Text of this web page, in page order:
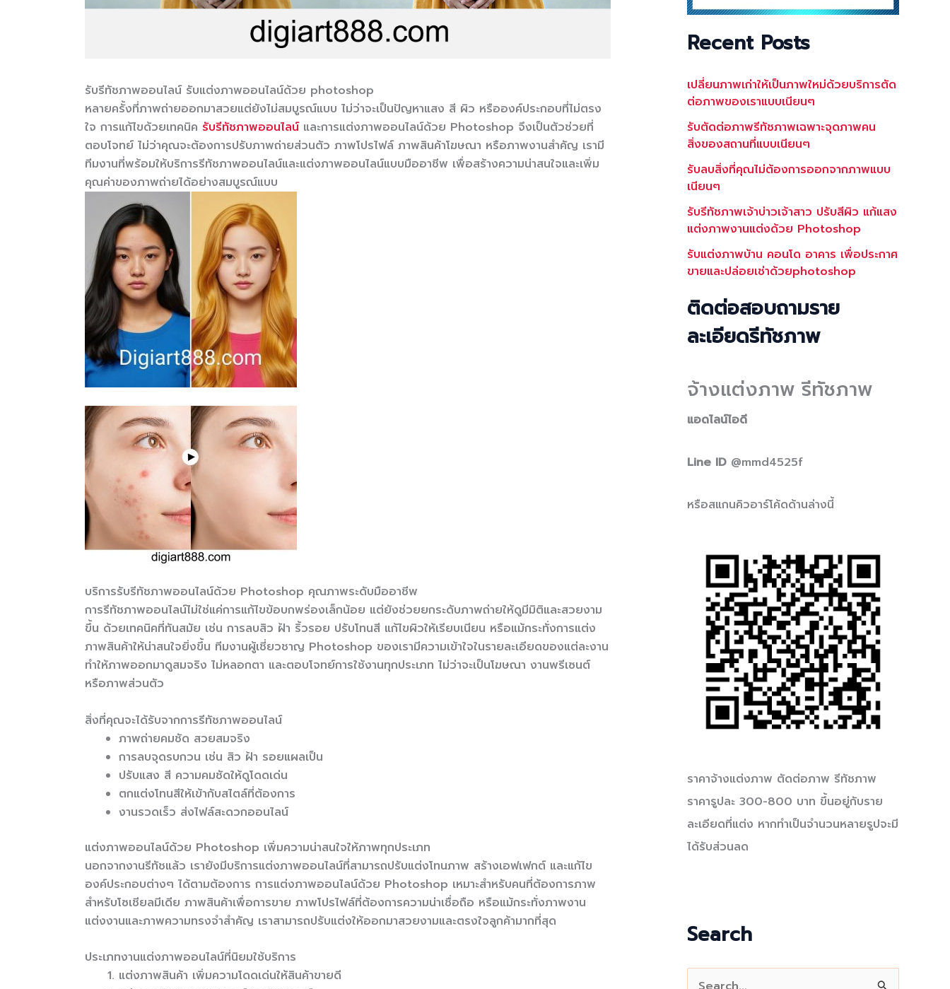
รับรีทัชภาพออนไลน์ รับแต่งภาพออนไลน์ด้วย photoshop
หลายครั้งที่ภาพถ่ายออกมาสวยแต่ยังไม่สมบูรณ์แบบ ไม่ว่าจะเป็นปัญหาแสง สี ผิว หรือองค์ประกอบที่ไม่ตรง
ใจ การแก้ไขด้วยเทคนิค รับรีทัชภาพออนไลน์และการแต่งภาพออนไลน์ด้วย Photoshop จึงเป็นตัวช่วยที่
ตอบโจทย์ ไม่ว่าคุณจะต้องการปรับภาพถ่ายส่วนตัว ภาพโปรไฟล์ ภาพสินค้าโฆษณา หรือภาพงานสำคัญ เรามี
ทีมงานที่พร้อมให้บริการรีทัชภาพออนไลน์และแต่งภาพออนไลน์แบบมืออาชีพ เพื่อสร้างความน่าสนใจและเพิ่ม
คุณค่าของภาพถ่ายได้อย่างสมบูรณ์แบบ
บริการรับรีทัชภาพออนไลน์ด้วย Photoshop คุณภาพระดับมืออาชีพ
การรีทัชภาพออนไลน์ไม่ใช่แค่การแก้ไขข้อบกพร่องเล็กน้อย แต่ยังช่วยยกระดับภาพถ่ายให้ดูมีมิติและสวยงาม
ขึ้น ด้วยเทคนิคที่ทันสมัย เช่น การลบสิว ฝ้า ริ้วรอย ปรับโทนสี แก้ไขผิวให้เรียบเนียน หรือแม้กระทั่งการแต่ง
ภาพสินค้าให้น่าสนใจยิ่งขึ้น ทีมงานผู้เชี่ยวชาญ Photoshop ของเรามีความเข้าใจในรายละเอียดของแต่ละงาน
ทำให้ภาพออกมาดูสมจริง ไม่หลอกตา และตอบโจทย์การใช้งานทุกประเภท ไม่ว่าจะเป็นโฆษณา งานพรีเซนต์
หรือภาพส่วนตัว
สิ่งที่คุณจะได้รับจากการรีทัชภาพออนไลน์
ภาพถ่ายคมชัด สวยสมจริง
การลบจุดรบกวน เช่น สิว ฝ้า รอยแผลเป็น
ปรับแสง สี ความคมชัดให้ดูโดดเด่น
ตกแต่งโทนสีให้เข้ากับสไตล์ที่ต้องการ
งานรวดเร็ว ส่งไฟล์สะดวกออนไลน์
แต่งภาพออนไลน์ด้วย Photoshop เพิ่มความน่าสนใจให้ภาพทุกประเภท
นอกจากงานรีทัชแล้ว เรายังมีบริการแต่งภาพออนไลน์ที่สามารถปรับแต่งโทนภาพ สร้างเอฟเฟกต์ และแก้ไข
องค์ประกอบต่างๆ ได้ตามต้องการ การแต่งภาพออนไลน์ด้วย Photoshop เหมาะสำหรับคนที่ต้องการภาพ
สำหรับโซเชียลมีเดีย ภาพสินค้าเพื่อการขาย ภาพโปรไฟล์ที่ต้องการความน่าเชื่อถือ หรือแม้กระทั่งภาพงาน
แต่งงานและภาพความทรงจำสำคัญ เราสามารถปรับแต่งให้ออกมาสวยงามและตรงใจลูกค้ามากที่สุด
ประเภทงานแต่งภาพออนไลน์ที่นิยมใช้บริการ
แต่งภาพสินค้า เพิ่มความโดดเด่นให้สินค้าขายดี
Recent Posts
เปลี่ยนภาพเก่าให้เป็นภาพใหม่ด้วยบริการตัด
ต่อภาพของเราแบบเนียนๆ
รับตัดต่อภาพรีทัชภาพเฉพาะจุดภาพคน
สิ่งของสถานที่แบบเนียนๆ
รับลบสิ่งที่คุณไม่ต้องการออกจากภาพแบบ
เนียนๆ
รับรีทัชภาพเจ้าบ่าวเจ้าสาว ปรับสีผิว แก้แสง
แต่งภาพงานแต่งด้วย Photoshop
รับแต่งภาพบ้าน คอนโด อาคาร เพื่อประกาศ
ขายและปล่อยเช่าด้วยphotoshop
ติดต่อสอบถามราย
ละเอียดรีทัชภาพ
จ้างแต่งภาพ รีทัชภาพ
แอดไลน์ไอดี
Line ID @mmd4525f
หรือสแกนคิวอาร์โค้ดด้านล่างนี้
ราคาจ้างแต่งภาพ ตัดต่อภาพ รีทัชภาพ
ราคารูปละ 300-800 บาท ขึ้นอยู่กับราย
ละเอียดที่แต่ง หากทำเป็นจำนวนหลายรูปจะมี
ได้รับส่วนลด
Search